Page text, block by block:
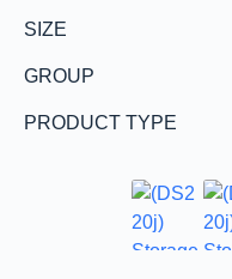
SIZE
GROUP
PRODUCT TYPE